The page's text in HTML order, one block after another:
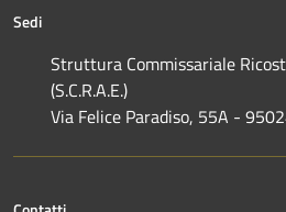
Sedi
Struttura Commissariale
(S.C.R.A.E.)
Via Felice Paradiso, 55A -